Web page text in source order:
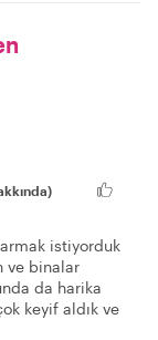
istiyorduk
ve binalar
da harika
keyif aldık ve